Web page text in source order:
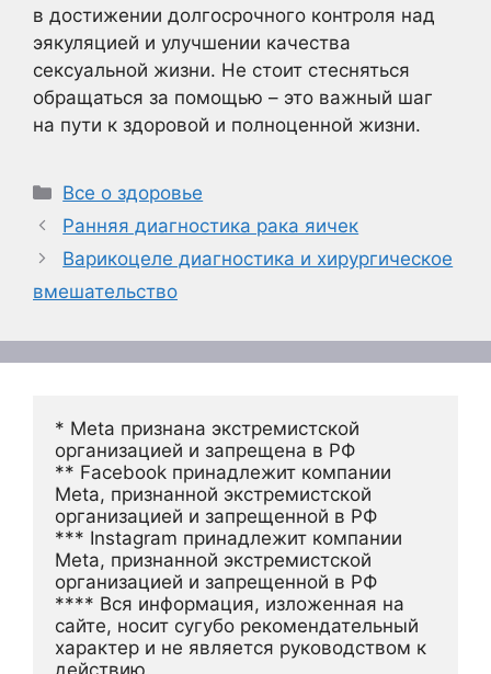
в достижении долгосрочного контроля над
эякуляцией и улучшении качества
сексуальной жизни. Не стоит стесняться
обращаться за помощью – это важный шаг
на пути к здоровой и полноценной жизни.
Рубрики
Все о здоровье
Ранняя диагностика рака яичек
Варикоцеле диагностика и хирургическое
вмешательство
* Meta признана экстремистской
организацией и запрещена в РФ
** Facebook принадлежит компании
Meta, признанной экстремистской
организацией и запрещенной в РФ
*** Instagram принадлежит компании
Meta, признанной экстремистской
организацией и запрещенной в РФ
**** Вся информация, изложенная на
сайте, носит сугубо рекомендательный
характер и не является руководством к
действию.